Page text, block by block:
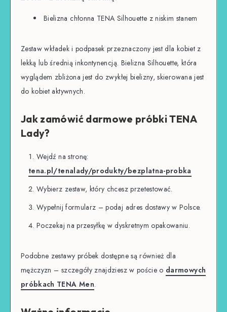
Bielizna chłonna TENA Silhouette z niskim stanem
Zestaw wkładek i podpasek przeznaczony jest dla kobiet z
lekką lub średnią inkontynencją. Bielizna Silhouette, która
wyglądem zbliżona jest do zwykłej bielizny, skierowana jest
do kobiet aktywnych.
Jak zamówić darmowe próbki TENA
Lady?
Wejdź na stronę:
tena.pl/tenalady/produkty/bezplatna-probka
Wybierz zestaw, który chcesz przetestować.
Wypełnij formularz – podaj adres dostawy w Polsce.
Poczekaj na przesyłkę w dyskretnym opakowaniu.
Podobne zestawy próbek dostępne są również dla
mężczyzn – szczegóły znajdziesz w poście o darmowych
próbkach TENA Men.